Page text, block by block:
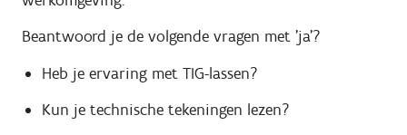
Beantwoord je de volgende vragen met 'ja'?
Heb je ervaring met TIG-lassen?
Kun je technische tekeningen lezen?